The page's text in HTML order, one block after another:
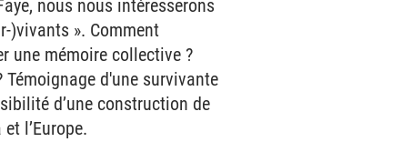
nous nous intéresserons
)vivants ». Comment
une mémoire collective ?
d'une survivante
d’une construction de
l’Europe.